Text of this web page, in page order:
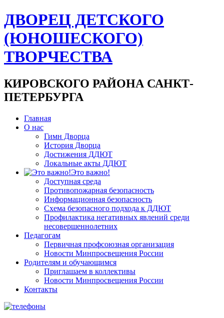
ДВОРЕЦ ДЕТСКОГО
(ЮНОШЕСКОГО)
ТВОРЧЕСТВА
КИРОВСКОГО РАЙОНА САНКТ-
ПЕТЕРБУРГА
Главная
О нас
Гимн Дворца
История Дворца
Достижения ДДЮТ
Локальные акты ДДЮТ
Это важно!
Доступная среда
Противопожарная безопасность
Информационная безопасность
Схема безопасного подхода к ДДЮТ
Профилактика негативных явлений среди
несовершеннолетних
Педагогам
Первичная профсоюзная организация
Новости Минпросвещения России
Родителям и обучающимся
Приглашаем в коллективы
Новости Минпросвещения России
Контакты